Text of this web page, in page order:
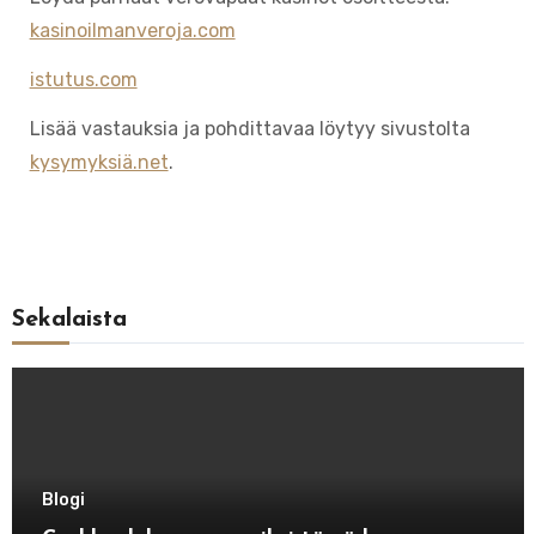
kasinoilmanveroja.com
istutus.com
Lisää vastauksia ja pohdittavaa löytyy sivustolta
kysymyksiä.net.
Sekalaista
Blogi